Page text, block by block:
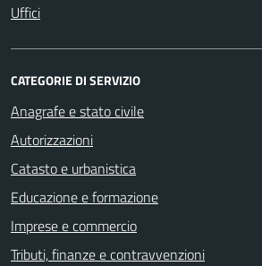
Uffici
CATEGORIE DI SERVIZIO
Anagrafe e stato civile
Autorizzazioni
Catasto e urbanistica
Educazione e formazione
Imprese e commercio
Tributi, finanze e contravvenzioni